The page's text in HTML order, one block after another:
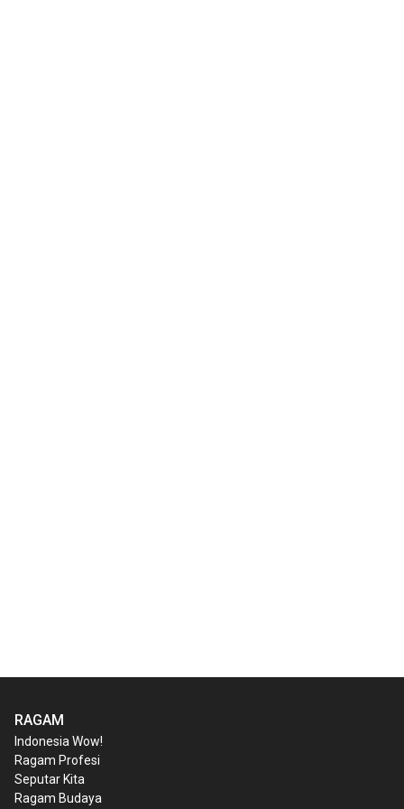
RAGAM
Indonesia Wow!
Ragam Profesi
Seputar Kita
Ragam Budaya